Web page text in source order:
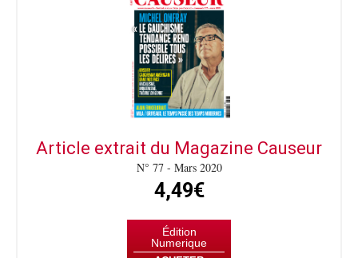
Article extrait du Magazine Causeur
N° 77 - Mars 2020
4,49€
Édition
Numerique